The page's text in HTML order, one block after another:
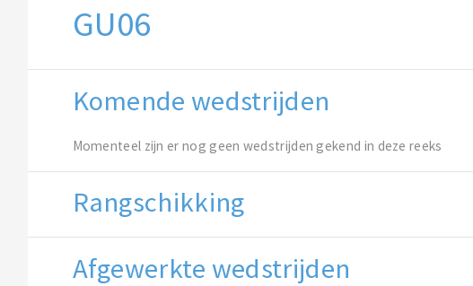
GU06
Komende wedstrijden
Momenteel zijn er nog geen wedstrijden gekend in deze reeks
Rangschikking
Afgewerkte wedstrijden